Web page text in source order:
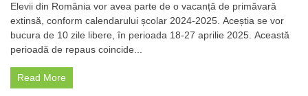
vacanță
de
primăvară
Elevii din România vor avea parte de o vacanță de primăvară
extinsă, conform calendarului școlar 2024-2025. Aceștia se vor
bucura de 10 zile libere, în perioada 18-27 aprilie 2025. Această
perioadă de repaus coincide...
Read More